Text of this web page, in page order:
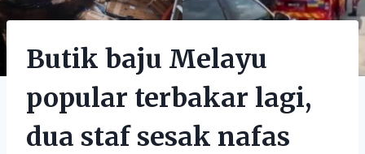
Butik baju Melayu
popular terbakar lagi,
dua staf sesak nafas